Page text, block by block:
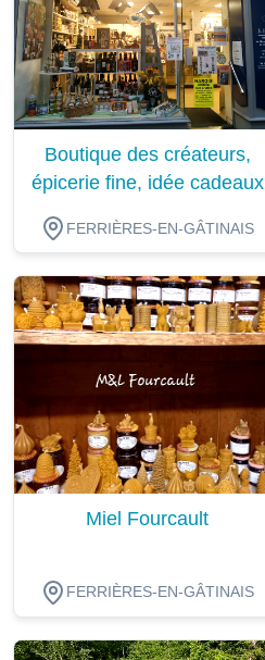
Boutique des créateurs,
épicerie fine, idée cadeaux
FERRIÈRES-EN-GÂTINAIS
Dégustation
Miel Fourcault
FERRIÈRES-EN-GÂTINAIS